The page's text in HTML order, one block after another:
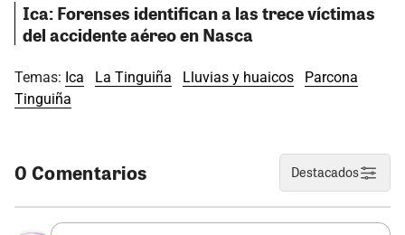
Ica: Forenses identifican a las trece víctimas
del accidente aéreo en Nasca
Temas: Ica La Tinguiña Lluvias y huaicos
Parcona
Tinguiña
0 Comentarios Destacados